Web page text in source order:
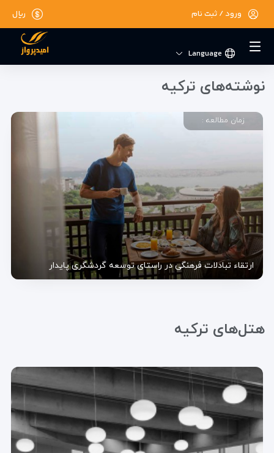
ریال ورود / ثبت نام
Language
تور استانبول
Istanbul Tours
نوشته‌های ترکیه
ارتقاء تبادلات فرهنگی در راستای توسعه گردشگری پایدار
زمان مطالعه :
هتل‌های ترکیه